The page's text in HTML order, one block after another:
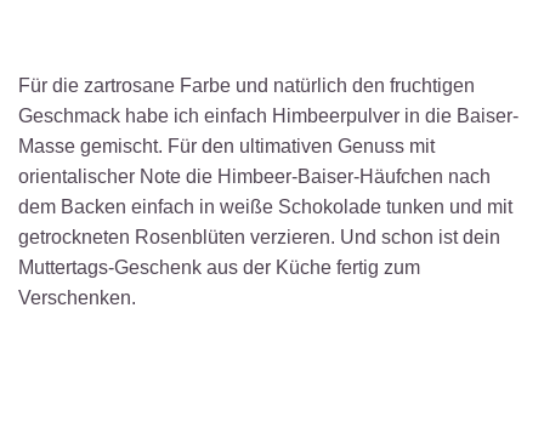
Für die zartrosane Farbe und natürlich den fruchtigen
Geschmack habe ich einfach Himbeerpulver in die Baiser-
Masse gemischt. Für den ultimativen Genuss mit
orientalischer Note die Himbeer-Baiser-Häufchen nach
dem Backen einfach in weiße Schokolade tunken und mit
getrockneten Rosenblüten verzieren. Und schon ist dein
Muttertags-Geschenk aus der Küche fertig zum
Verschenken.